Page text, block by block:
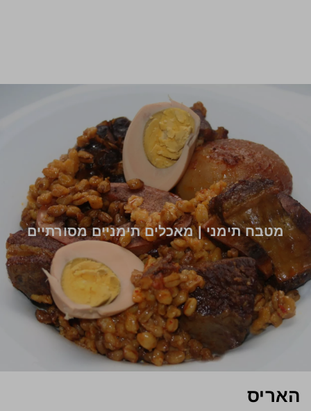
מטבח תימני | מאכלים תימניים מסורתיים
האריס